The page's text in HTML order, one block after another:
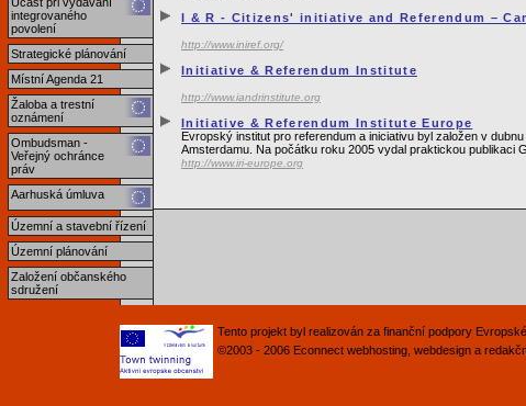
integrovaného
povolení
Strategické plánování
Místní Agenda 21
Žaloba a trestní
oznámení
Ombudsman -
Veřejný ochránce
práv
Aarhuská úmluva
Územní a stavební řízení
Územní plánování
Založení občanského
sdružení
I & R - Citizens' initiative and Referendum –
http://www.iniref.org/
Initiative & Referendum Institute
http://www.iandrinstitute.org
Initiative & Referendum Institute Europe
Evropský institut pro referendum a iniciativu byl založen v
Amsterdamu. Na počátku roku 2005 vydal praktickou publikaci
http://www.iri-europe.org
Tento projekt byl realizován za finanční podpory
©2003 - 2006 Econnect webhosting webdesign a